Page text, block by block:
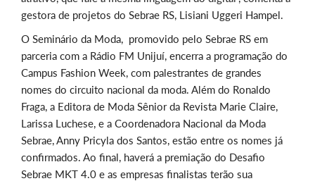
gestora de projetos do Sebrae RS, Lisiani Uggeri Hampel.
O Seminário da Moda, promovido pelo Sebrae RS em
parceria com a Rádio FM Unijuí, encerra a programação do
Campus Fashion Week, com palestrantes de grandes
nomes do circuito nacional da moda. Além do Ronaldo
Fraga, a Editora de Moda Sênior da Revista Marie Claire,
Larissa Luchese, e a Coordenadora Nacional da Moda
Sebrae, Anny Pricyla dos Santos, estão entre os nomes já
confirmados. Ao final, haverá a premiação do Desafio
Sebrae MKT 4.0 e as empresas finalistas terão sua